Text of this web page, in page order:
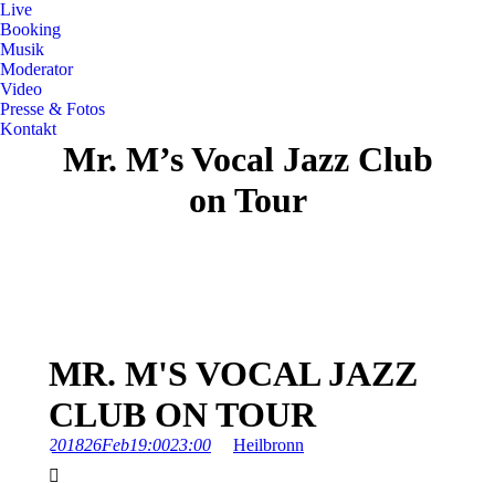
Live
Booking
Musik
Moderator
Video
Presse & Fotos
Kontakt
Mr. M’s Vocal Jazz Club
on Tour
MR. M'S VOCAL JAZZ
CLUB ON TOUR
201826Feb19:0023:00 Heilbronn